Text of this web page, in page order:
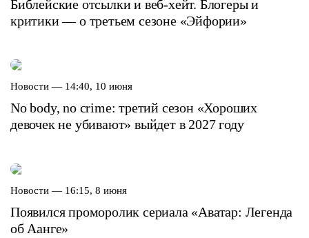
Библейские отсылки и веб-хейт. Блогеры и
критики — о третьем сезоне «Эйфории»
Новости — 14:40, 10 июня
No body, no crime: третий сезон «Хороших
девочек не убивают» выйдет в 2027 году
Новости — 16:15, 8 июня
Появился проморолик сериала «Аватар: Легенда
об Аанге»